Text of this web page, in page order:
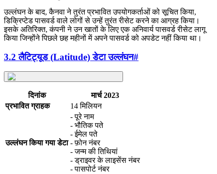
उल्लंघन के बाद, कैनवा ने तुरंत प्रभावित उपयोगकर्ताओं को सूचित किया,
डिक्रिप्टेड पासवर्ड वाले लोगों से उन्हें तुरंत रीसेट करने का आग्रह किया।
इसके अतिरिक्त, कंपनी ने उन खातों के लिए एक अनिवार्य पासवर्ड रीसेट लागू
किया जिन्होंने पिछले छह महीनों में अपने पासवर्ड को अपडेट नहीं किया था।
3.2 लैटिट्यूड (Latitude) डेटा उल्लंघन#
दिनांक
मार्च 2023
प्रभावित ग्राहक
14 मिलियन
उल्लंघन किया गया डेटा
- पूरे नाम
- भौतिक पते
- ईमेल पते
- फ़ोन नंबर
- जन्म की तिथियां
- ड्राइवर के लाइसेंस नंबर
- पासपोर्ट नंबर